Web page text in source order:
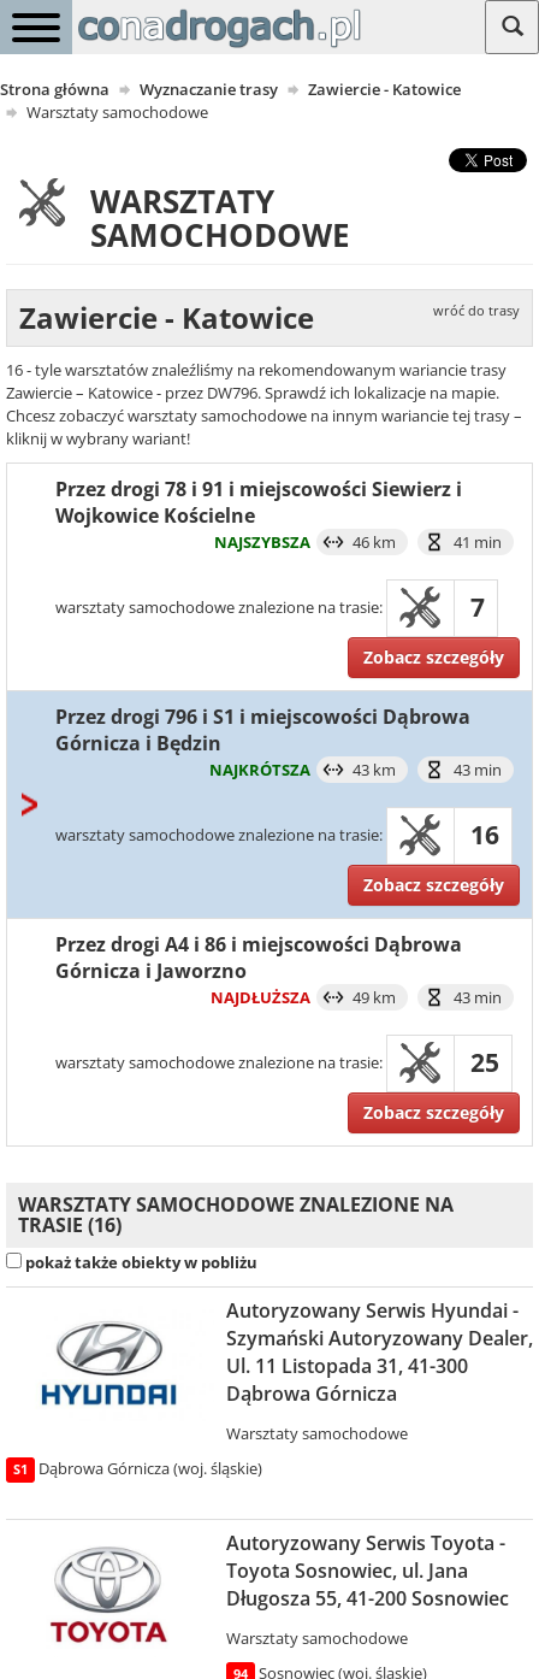
Strona główna Wyznaczanie trasy
Zawiercie - Katowice
Warsztaty samochodowe
WARSZTATY
SAMOCHODOWE
Zawiercie - Katowice wróć do trasy
16 - tyle warsztatów znaleźliśmy na rekomendowanym wariancie trasy
Zawiercie – Katowice - przez DW796. Sprawdź ich lokalizacje na mapie.
Chcesz zobaczyć warsztaty samochodowe na innym wariancie tej trasy –
kliknij w wybrany wariant!
Przez drogi 78 i 91 i miejscowości Siewierz i
Wojkowice Kościelne
NAJSZYBSZA 46 km 41 min
warsztaty samochodowe znalezione na trasie: 7
Zobacz szczegóły
Przez drogi 796 i S1 i miejscowości Dąbrowa
Górnicza i Będzin
NAJKRÓTSZA 43 km 43 min
warsztaty samochodowe znalezione na trasie: 16
Zobacz szczegóły
Przez drogi A4 i 86 i miejscowości Dąbrowa
Górnicza i Jaworzno
NAJDŁUŻSZA 49 km 43 min
warsztaty samochodowe znalezione na trasie: 25
Zobacz szczegóły
WARSZTATY SAMOCHODOWE ZNALEZIONE NA
TRASIE (16)
pokaż także obiekty w pobliżu
Autoryzowany Serwis Hyundai -
Szymański Autoryzowany Dealer,
Ul. 11 Listopada 31, 41-300
Dąbrowa Górnicza
Warsztaty samochodowe
S1 Dąbrowa Górnicza (woj. śląskie)
Autoryzowany Serwis Toyota -
Toyota Sosnowiec, ul. Jana
Długosza 55, 41-200 Sosnowiec
Warsztaty samochodowe
94 Sosnowiec (woj. śląskie)